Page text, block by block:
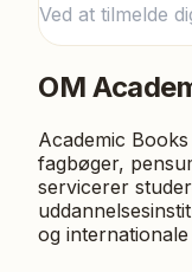
Ved at tilmelde
OM
Academic
fagbøger,
servicerer
og internationale